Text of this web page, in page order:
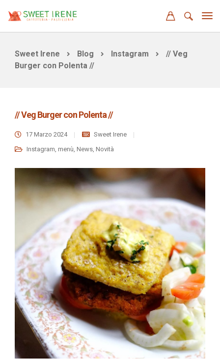
Sweet Irene Blog Instagram
// Veg
Burger con Polenta //
// Veg Burger con Polenta //
17 Marzo 2024
Sweet Irene
Instagram, menù, News, Novità